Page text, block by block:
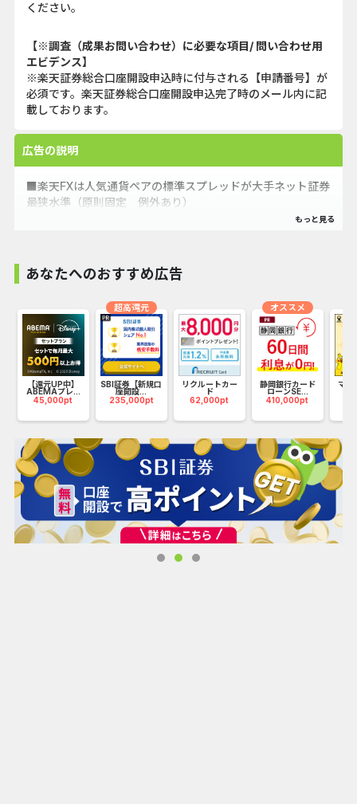
ください。
【※調査（成果お問い合わせ）に必要な項目/ 問い合わせ用
エビデンス】
※楽天証券総合口座開設申込時に付与される【申請番号】が
必須です。楽天証券総合口座開設申込完了時のメール内に記
載しております。
広告の説明
■楽天FXは人気通貨ペアの標準スプレッドが大手ネット証券
最狭水準（原則固定 例外あり）
■～楽天FX新規口座開設プログラム実施中～FX口座開設＋
お取引でキャッシュバック！
あなたへのおすすめ広告
【還元UP中】
ABEMAプレ...
45,000pt
SBI証券【新規口
座開設...
235,000pt
超高還元
リクルートカー
ド
62,000pt
静岡銀行カード
ローンSE...
410,000pt
オススメ
マネ